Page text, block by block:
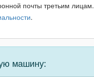
почты третьим лицам.
.
машину: